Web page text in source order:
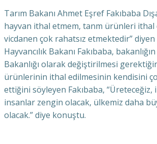
Tarım Bakanı Ahmet Eşref Fakıbaba
hayvan ithal etmem, tanm ürünleri ithal
vicdanen çok rahatsız etmektedir” diyen
Hayvancılık Bakanı Fakıbaba,
Bakanlığı olarak değiştirilmesi
ürünlerinin ithal edilmesinin kendisini
ettiğini söyleyen Fakıbaba, “Üreteceğiz,
insanlar zengin olacak, ülkemiz daha
olacak.” diye konuştu.